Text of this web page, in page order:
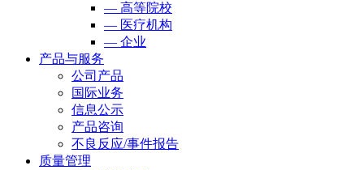
— 高等院校
— 医疗机构
— 企业
产品与服务
公司产品
国际业务
信息公示
产品咨询
不良反应/事件报告
质量管理